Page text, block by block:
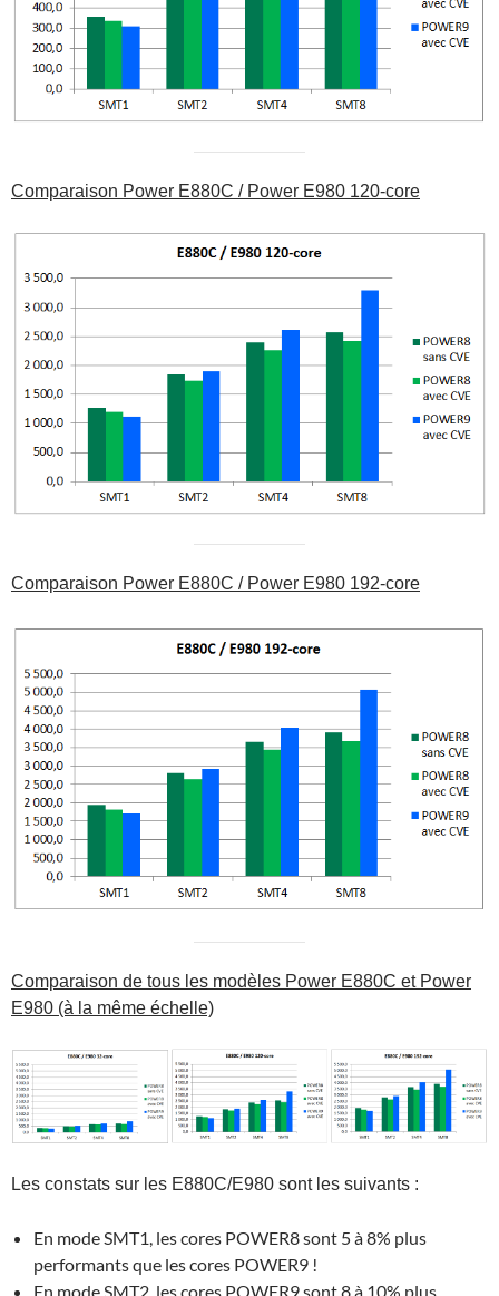
Comparaison Power E880C / Power E980 120-core
Comparaison Power E880C / Power E980 192-core
Comparaison de tous les modèles Power E880C et Power
E980 (à la même échelle)
Les constats sur les E880C/E980 sont les suivants :
En mode SMT1, les cores POWER8 sont 5 à 8% plus
performants que les cores POWER9 !
En mode SMT2, les cores POWER9 sont 8 à 10% plus